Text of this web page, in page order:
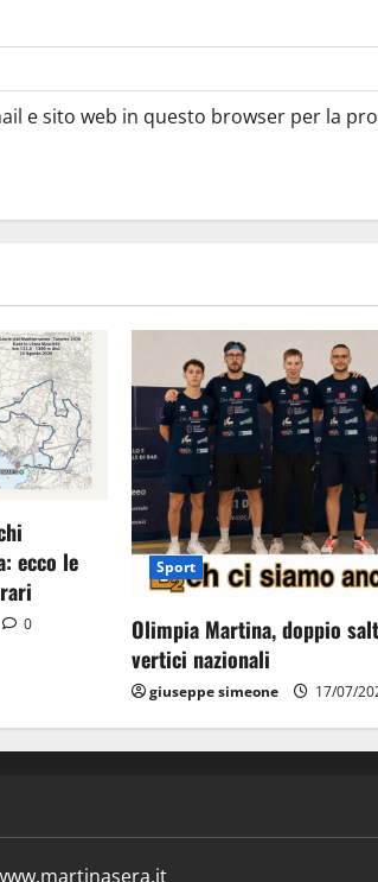
e sito web in questo browser per la
ecco le
0
Sport
Olimpia Martina, doppio
vertici nazionali
giuseppe simeone 17/07/